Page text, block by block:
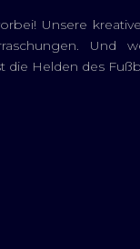
Unsere
Und
die Helden des